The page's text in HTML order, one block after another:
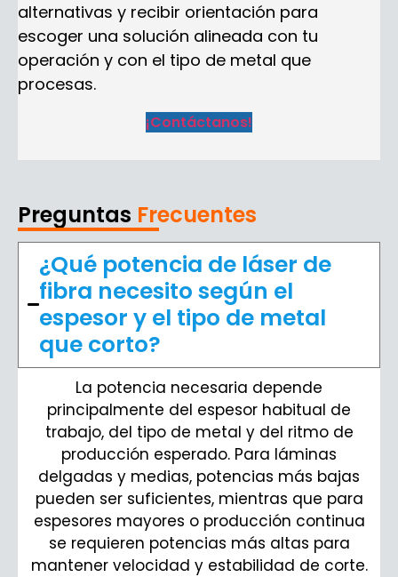
alternativas y recibir orientación para
escoger una solución alineada con tu
operación y con el tipo de metal que
procesas.
¡Contáctanos!
Preguntas Frecuentes
¿Qué potencia de láser de
fibra necesito según el
espesor y el tipo de metal
que corto?
La potencia necesaria depende
principalmente del espesor habitual de
trabajo, del tipo de metal y del ritmo de
producción esperado. Para láminas
delgadas y medias, potencias más bajas
pueden ser suficientes, mientras que para
espesores mayores o producción continua
se requieren potencias más altas para
mantener velocidad y estabilidad de corte.